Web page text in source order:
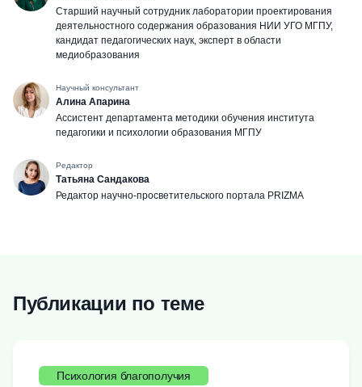
Старший научный сотрудник лаборатории проектирования
деятельностного содержания образования НИИ УГО МГПУ,
кандидат педагогических наук, эксперт в области
медиобразования
Научный консультант
Алина Апарина
Ассистент департамента методики обучения института
педагогики и психологии образования МГПУ
Редактор
Татьяна Сандакова
Редактор научно-просветительского портала PRIZMA
Публикации по теме
Психология благополучия